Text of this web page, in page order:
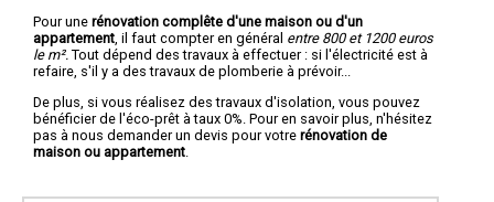
Pour une rénovation complête d'une maison ou d'un
appartement , il faut compter en général entre 800 et 1200 euros
le m². Tout dépend des travaux à effectuer : si l'électricité est à
refaire, s'il y a des travaux de plomberie à prévoir...
De plus, si vous réalisez des travaux d'isolation, vous pouvez
bénéficier de l'éco-prêt à taux 0%. Pour en savoir plus, n'hésitez
pas à nous demander un devis pour votre rénovation de
maison ou appartement